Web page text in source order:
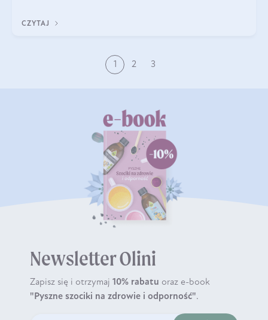
CZYTAJ
1 2 3
Newsletter Olini
Zapisz się i otrzymaj 10% rabatu oraz e-book
"Pyszne szociki na zdrowie i odporność".